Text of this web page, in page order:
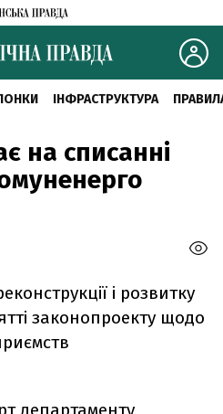
ІНФРАСТРУКТУРА
на списанні
і розвитку
законопроекту щодо